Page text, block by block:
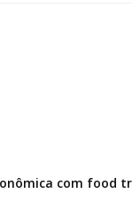
com food